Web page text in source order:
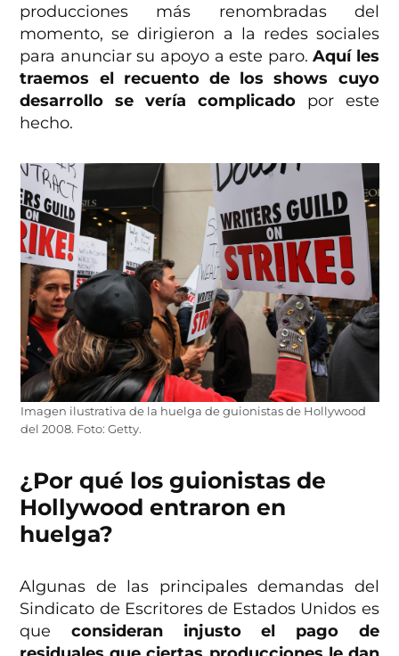
producciones más renombradas del
momento, se dirigieron a la redes sociales
para anunciar su apoyo a este paro.Aquí les
traemos el recuento de los shows cuyo
desarrollo se vería complicadopor este
hecho.
Imagen ilustrativa de la huelga de guionistas de Hollywood
del 2008. Foto: Getty.
¿Por qué los guionistas de
Hollywood entraron en
huelga?
Algunas de las principales demandas del
Sindicato de Escritores de Estados Unidos es
que consideran injusto el pago de